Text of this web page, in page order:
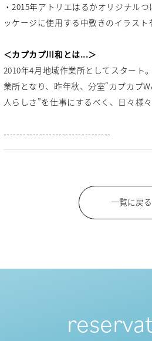
・2015年アトリエはるかオリジナル
ッケージに使用する中敷きのイラスト
＜カプカプ川和とは...＞
2010年4月地域作業所としてスタート
業所となり、昨年秋、分室“カプカプ
人らしさ”を仕事にするべく、日々様
---------------------------------
一覧に戻る